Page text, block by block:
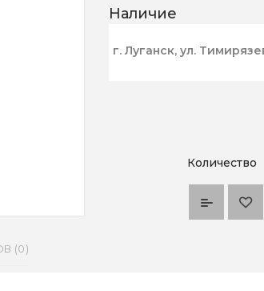
Наличие
г. Луганск, ул.
Количество
(0)